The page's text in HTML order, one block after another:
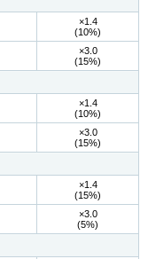
×1.4
(10%)
×3.0
(15%)
×1.4
(10%)
×3.0
(15%)
×1.4
(15%)
×3.0
(5%)